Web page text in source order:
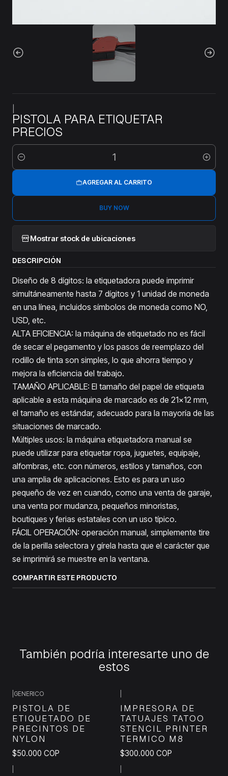
PISTOLA PARA ETIQUETAR
PRECIOS
Cantidad
AGREGAR AL CARRITO
BUY NOW
Mostrar stock de ubicaciones
DESCRIPCIÓN
Diseño de 8 dígitos: la etiquetadora puede imprimir
simultáneamente hasta 7 dígitos y 1 unidad de moneda
en una línea, incluidos símbolos de moneda como NO,
USD, etc.
ALTA EFICIENCIA: la máquina de etiquetado no es fácil
de secar el pegamento y los pasos de reemplazo del
rodillo de tinta son simples, lo que ahorra tiempo y
mejora la eficiencia del trabajo.
TAMAÑO APLICABLE: El tamaño del papel de etiqueta
aplicable a esta máquina de marcado es de 21x12 mm,
el tamaño es estándar, adecuado para la mayoría de las
situaciones de marcado.
Múltiples usos: la máquina etiquetadora manual se
puede utilizar para etiquetar ropa, juguetes, equipaje,
alfombras, etc. con números, estilos y tamaños, con
una amplia de aplicaciones. Esto es para un uso
pequeño de vez en cuando, como una venta de garaje,
una venta por mudanza, pequeños minoristas,
boutiques y ferias estatales con un uso típico.
FÁCIL OPERACIÓN: operación manual, simplemente tire
de la perilla selectora y gírela hasta que el carácter que
se imprimirá se muestre en la ventana.
COMPARTIR ESTE PRODUCTO
También podría interesarte uno de
estos
GENERICO
PISTOLA DE
ETIQUETADO DE
PRECINTOS DE
NYLON
$50.000 COP
IMPRESORA DE
TATUAJES TATOO
STENCIL PRINTER
TERMICO M8
$300.000 COP